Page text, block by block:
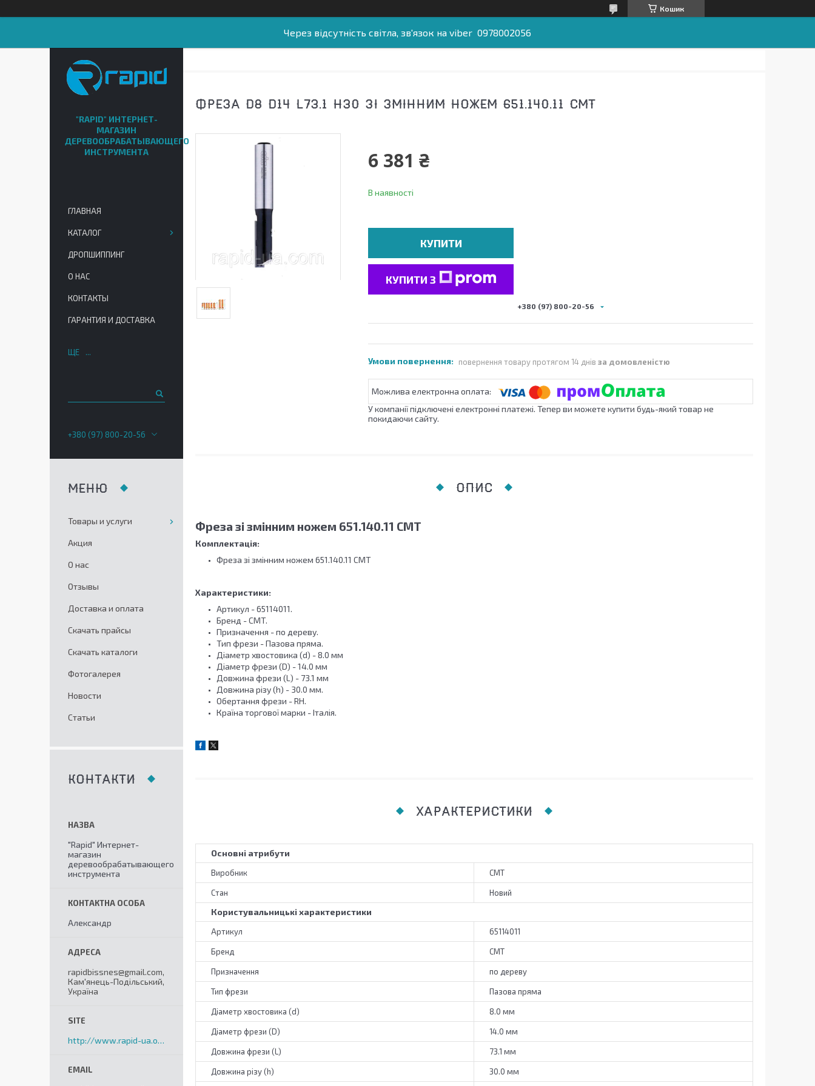
Кошик
Через відсутність світла, зв'язок на viber 0978002056
ФРЕЗА D8 D14 L73.1 H30 ЗІ ЗМІННИМ НОЖЕМ 651.140.11 CMT
6 381 ₴
В наявності
КУПИТИ
КУПИТИ З
+380 (97) 800-20-56
повернення товару протягом 14 днів за домовленістю
У компанії підключені електронні платежі. Тепер ви можете купити будь-який товар не
покидаючи сайту.
ОПИС
Фреза зі змінним ножем 651.140.11 CMT
Комплектація:
Фреза зі змінним ножем 651.140.11 CMT
Характеристики:
Артикул - 65114011.
Бренд - CMT.
Призначення - по дереву.
Тип фрези - Пазова пряма.
Діаметр хвостовика (d) - 8.0 мм
Діаметр фрези (D) - 14.0 мм
Довжина фрези (L) - 73.1 мм
Довжина різу (h) - 30.0 мм.
Обертання фрези - RH.
Країна торгової марки - Італія.
ХАРАКТЕРИСТИКИ
Основні атрибути
Виробник CMT
Стан Новий
Користувальницькі характеристики
Артикул 65114011
Бренд CMT
Призначення по дереву
Тип фрези Пазова пряма
Діаметр хвостовика (d) 8.0 мм
Діаметр фрези (D) 14.0 мм
Довжина фрези (L) 73.1 мм
Довжина різу (h) 30.0 мм
"RAPID" ИНТЕРНЕТ-
МАГАЗИН
ДЕРЕВООБРАБАТЫВАЮЩЕГО
ИНСТРУМЕНТА
ГЛАВНАЯ
КАТАЛОГ
ДРОПШИППИНГ
О НАС
КОНТАКТЫ
ГАРАНТИЯ И ДОСТАВКА
ЩЕ
+380 (97) 800-20-56
Товары и услуги
Акция
О нас
Отзывы
Доставка и оплата
Скачать прайсы
Скачать каталоги
Фотогалерея
Новости
Статьи
КОНТАКТИ
"Rapid" Интернет-
магазин
деревообрабатывающего
инструмента
Александр
rapidbissnes@gmail.com,
Кам'янець-Подільський,
Україна
http://www.rapid-ua.org